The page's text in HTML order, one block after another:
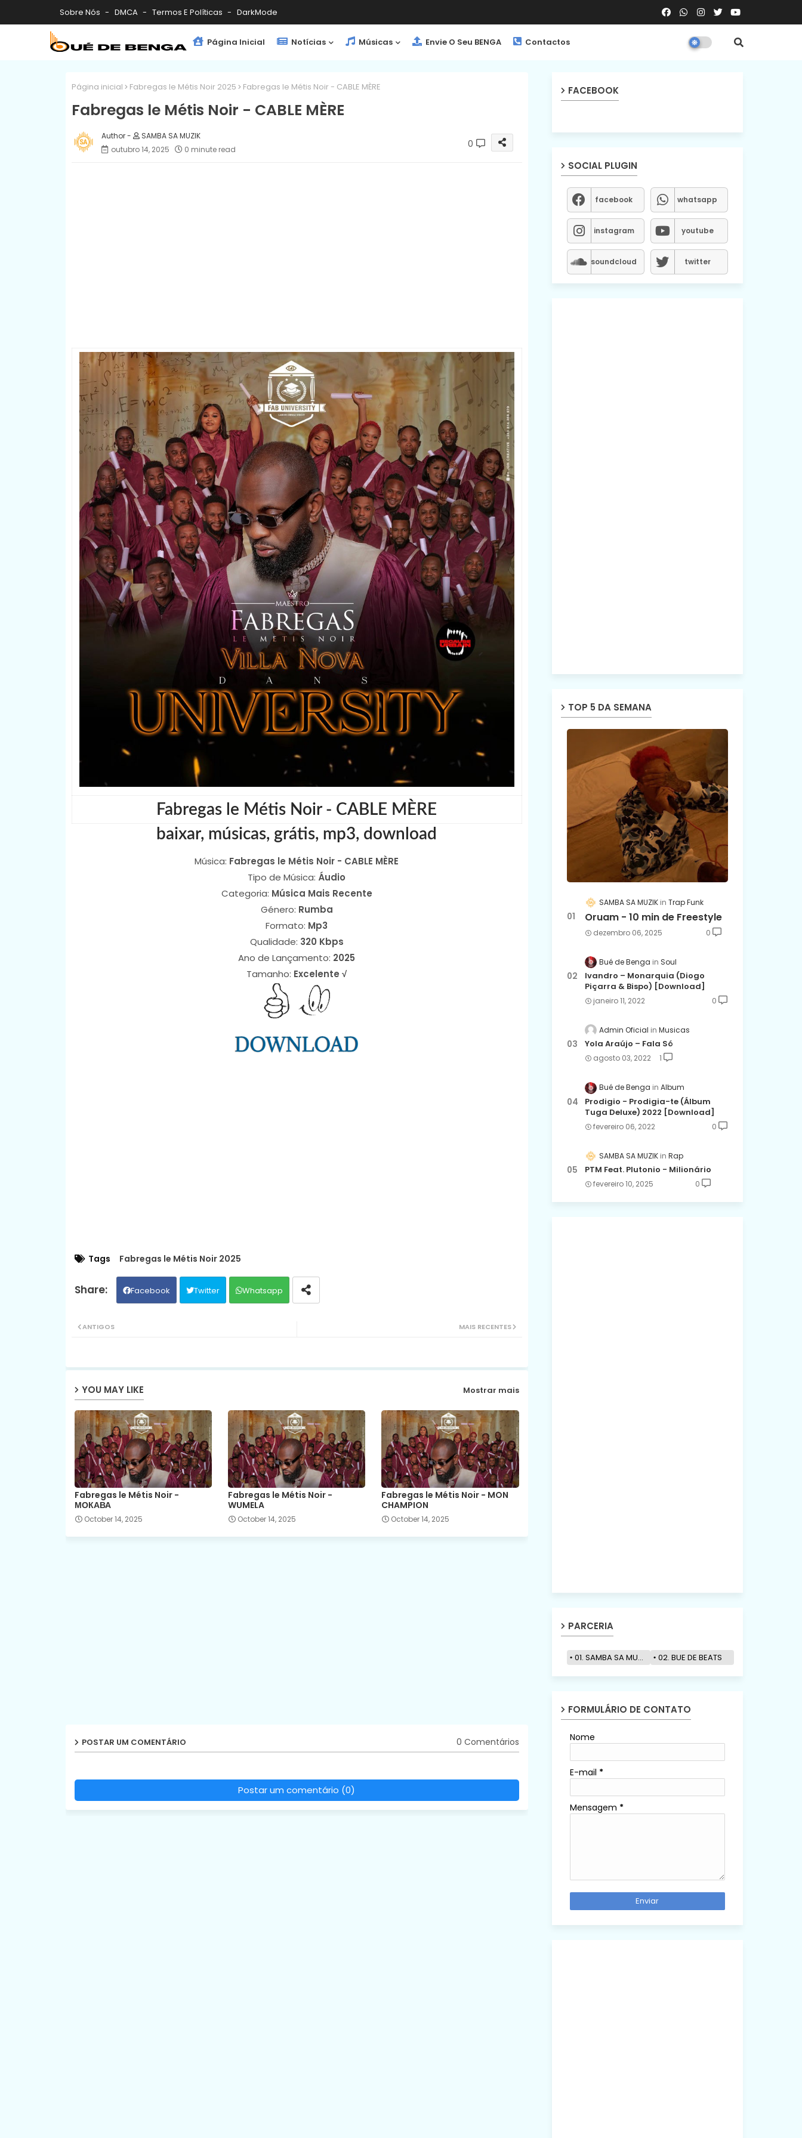
Sobre Nós DMCA Termos E Políticas DarkMode
Página Inicial Notícias Músicas Envie O Seu BENGA Contactos
Página inicial Fabregas le Métis Noir 2025 Fabregas le Métis Noir - CABLE MÈRE
Fabregas le Métis Noir - CABLE MÈRE
SAMBA SA MUZIK
outubro 14, 2025
0 minute read 0
Fabregas le Métis Noir - CABLE MÈRE
baixar, músicas, grátis, mp3, download
Música: Fabregas le Métis Noir - CABLE MÈRE
Tipo de Música: Áudio
Categoria: Música Mais Recente
Género: Rumba
Formato: Mp3
Qualidade: 320 Kbps
Ano de Lançamento: 2025
Tamanho: Excelente √
Tags Fabregas le Métis Noir 2025
Facebook Twitter Whatsapp
MAIS RECENTES
ANTIGOS
YOU MAY LIKE Mostrar mais
Fabregas le Métis Noir -
МОКАВА
October 14, 2025
Fabregas le Métis Noir -
WUMELA
October 14, 2025
Fabregas le Métis Noir - MON
CHAMPION
October 14, 2025
POSTAR UM COMENTÁRIO 0 Comentários
Postar um comentário (0)
FACEBOOK
SOCIAL PLUGIN
facebook whatsapp
instagram youtube
soundcloud twitter
TOP 5 DA SEMANA
SAMBA SA MUZIK Trap Funk
Oruam - 10 min de Freestyle
dezembro 06, 2025 0
Bué de Benga Soul
Ivandro – Monarquia (Diogo
Piçarra & Bispo) [Download]
janeiro 11, 2022 0
Admin Oficial Musicas
Yola Araújo – Fala Só
agosto 03, 2022 1
Bué de Benga Album
Prodigio - Prodigia-te (Álbum
Tuga Deluxe) 2022 [Download]
fevereiro 06, 2022 0
SAMBA SA MUZIK Rap
PTM Feat. Plutonio - Milionário
fevereiro 10, 2025 0
PARCERIA
01. SAMBA SA MUZIK 02. BUE DE BEATS
FORMULÁRIO DE CONTATO
Nome
E-mail *
Mensagem *